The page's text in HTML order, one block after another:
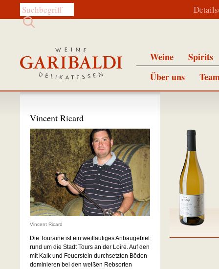
Diese Website durchsuchen:
Weine
Spirits
Über uns
Vincent Ricard
Vincent Ricard
Die Touraine ist ein weitläufiges Anbaugebiet
rund um die Stadt Tours an der Loire. Auf den
mit Kalk und Feuerstein durchsetzten Böden
dominieren bei den weißen Rebsorten